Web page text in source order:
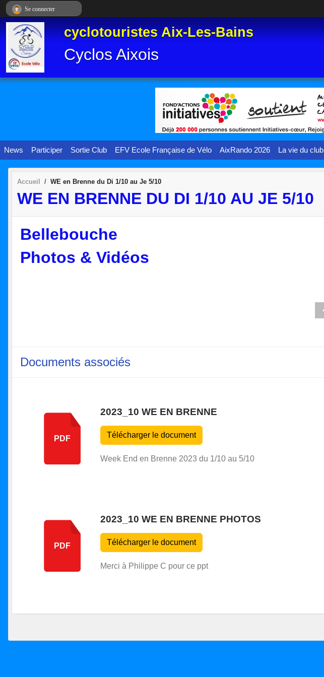
cyclotouristes Aix-Les-Bains
Cyclos Aixois
News Participer Sortie Club EFV Ecole Française de Vélo AixRando 2026 La vie du club
Accueil WE en Brenne du Di 1/10 au Je 5/10
WE EN BRENNE DU DI 1/10 AU JE 5/10
Bellebouche
Photos & Vidéos
Documents associés
PDF
2023_10 WE EN BRENNE
Télécharger le document
Week End en Brenne 2023 du 1/10 au 5/10
PDF
2023_10 WE EN BRENNE PHOTOS
Télécharger le document
Merci à Philippe C pour ce ppt
Se connecter
Panneau de gestion des cookies